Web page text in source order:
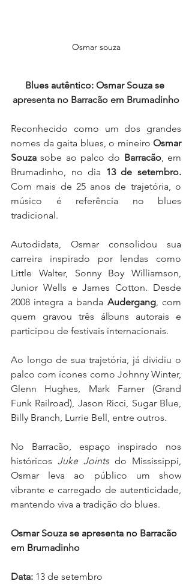
Osmar souza
Blues autêntico: Osmar Souza se
apresenta no Barracão em Brumadinho
Reconhecido como um dos grandes
nomes da gaita blues, o mineiro Osmar
Souza sobe ao palco do Barracão, em
Brumadinho, no dia 13 de setembro.
Com mais de 25 anos de trajetória, o
músico é referência no blues
tradicional.
Autodidata, Osmar consolidou sua
carreira inspirado por lendas como
Little Walter, Sonny Boy Williamson,
Junior Wells e James Cotton. Desde
2008 integra a banda Audergang, com
quem gravou três álbuns autorais e
participou de festivais internacionais.
Ao longo de sua trajetória, já dividiu o
palco com ícones como Johnny Winter,
Glenn Hughes, Mark Farner (Grand
Funk Railroad), Jason Ricci, Sugar Blue,
Billy Branch, Lurrie Bell, entre outros.
No Barracão, espaço inspirado nos
históricos Juke Joints do Mississippi,
Osmar leva ao público um show
vibrante e carregado de autenticidade,
mantendo viva a tradição do blues.
Osmar Souza se apresenta no Barracão
em Brumadinho
Data: 13 de setembro